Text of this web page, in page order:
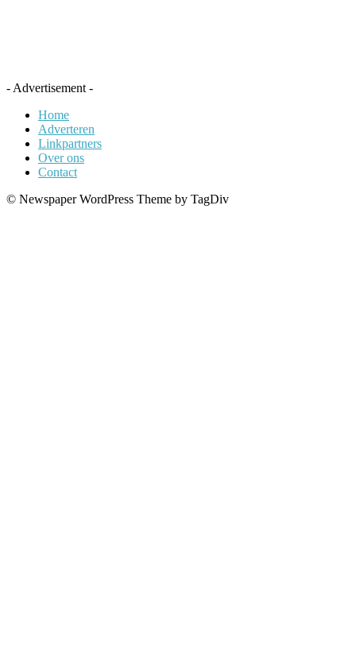
- Advertisement -
Home
Adverteren
Linkpartners
Over ons
Contact
© Newspaper WordPress Theme by TagDiv